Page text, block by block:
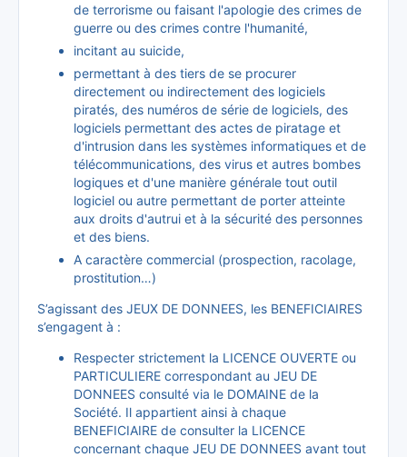
de terrorisme ou faisant l'apologie des crimes de
guerre ou des crimes contre l'humanité,
incitant au suicide,
permettant à des tiers de se procurer
directement ou indirectement des logiciels
piratés, des numéros de série de logiciels, des
logiciels permettant des actes de piratage et
d'intrusion dans les systèmes informatiques et de
télécommunications, des virus et autres bombes
logiques et d'une manière générale tout outil
logiciel ou autre permettant de porter atteinte
aux droits d'autrui et à la sécurité des personnes
et des biens.
A caractère commercial (prospection, racolage,
prostitution…)
S’agissant des JEUX DE DONNEES, les BENEFICIAIRES
s’engagent à :
Respecter strictement la LICENCE OUVERTE ou
PARTICULIERE correspondant au JEU DE
DONNEES consulté via le DOMAINE de la
Société. Il appartient ainsi à chaque
BENEFICIAIRE de consulter la LICENCE
concernant chaque JEU DE DONNEES avant tout